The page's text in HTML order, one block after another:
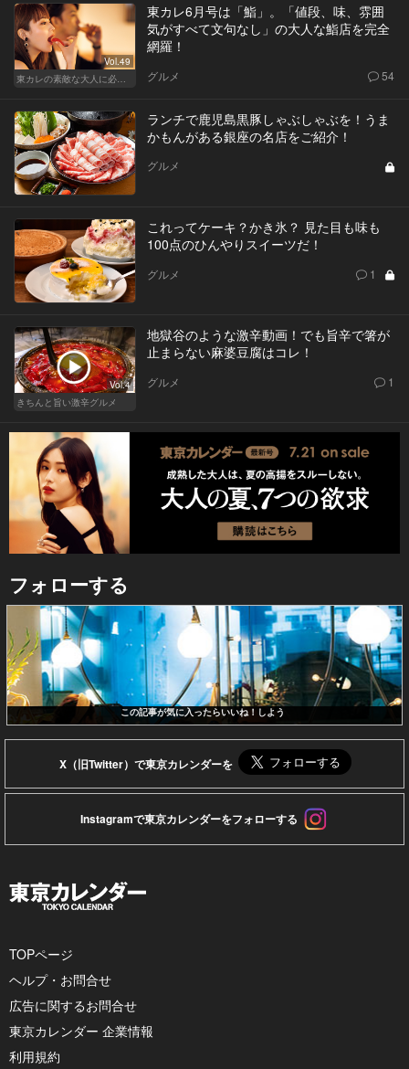
Vol.49
東カレ6月号は「鮨」。「値段、味、雰囲
気がすべて文句なし」の大人な鮨店を完全
網羅！
グルメ 54
ランチで鹿児島黒豚しゃぶしゃぶを！うま
かもんがある銀座の名店をご紹介！
グルメ
これってケーキ？かき氷？ 見た目も味も
100点のひんやりスイーツだ！
グルメ 1
Vol.4
きちんと旨い激辛グルメ
地獄谷のような激辛動画！でも旨辛で箸が
止まらない麻婆豆腐はコレ！
グルメ 1
フォローする
この記事が気に入ったらいいね！しよう
X（旧Twitter）で東京カレンダーを
Instagramで東京カレンダーをフォローする
TOPページ
ヘルプ・お問合せ
広告に関するお問合せ
東京カレンダー 企業情報
利用規約